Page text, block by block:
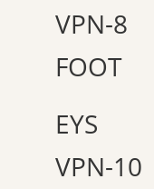
VPN-8
FOOT
EYS
VPN-10